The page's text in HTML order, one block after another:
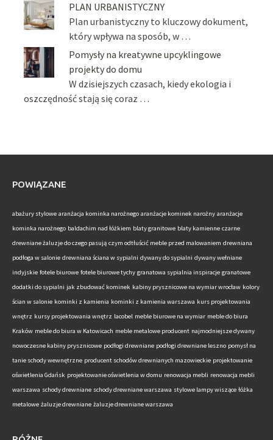
PLAN URBANISTYCZNY
Plan urbanistyczny to kluczowy dokument,
który wpływa na sposób, w …
Pomysły na kreatywne upcyklingowe
projekty do domu
W dzisiejszych czasach, kiedy ekologia i
oszczędność stają się coraz …
POWIĄZANE
abażury stylowe aranżacja kominka narożnego aranżacje kominek narożny aranżacje
kominka narożnego baldachim nad łóżkiem blaty granitowe blaty kamienne czarne
drewniane żaluzje do czego pasują czym odtłuścić meble przed malowaniem drewniana
podłoga w salonie drewniana ściana w sypialni dywany do sypialni dywany wełniane
indyjskie fotele biurowe fotele biurowe tychy granatowa sypialnia inspiracje granatowe
dodatki do sypialni jak zbudować kominek kabiny prysznicowe na wymiar wrocław kolory
ścian w salonie kominki z kamienia kominki z kamienia warszawa kurs projektowania
wnętrz kursy projektowania wnętrz lacobel meble biurowe na wymiar meble do biura
Kraków meble do biura w Katowicach meble metalowe producent najmodniejsze dywany
nowoczesne kabiny prysznicowe podłogi drewniane podłogi drewniane leszno pomysł na
tanie schody wewnętrzne producent schodów drewnianych mazowieckie projektowanie
oświetlenia Gdańsk projektowanie oświetlenia w domu renowacja mebli renowacja mebli
warszawa schody drewniane schody drewniane warszawa stylowe lampy wiszące łóżka
metalowe żaluzje drewniane żaluzje drewniane warszawa